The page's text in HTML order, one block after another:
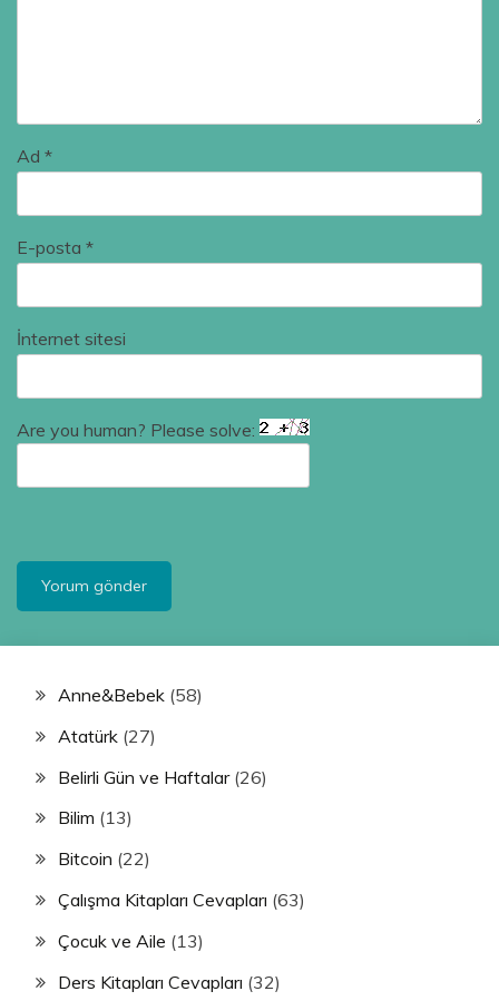
Ad *
E-posta *
İnternet sitesi
Are you human? Please solve:
Anne&Bebek (58)
Atatürk (27)
Belirli Gün ve Haftalar(26)
Bilim (13)
Bitcoin (22)
Çalışma Kitapları Cevapları (63)
Çocuk ve Aile (13)
Ders Kitapları Cevapları (32)